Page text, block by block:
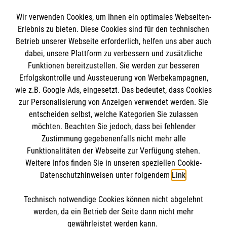
Fachliche und persönliche Fort- und
Weiterbildungen (Präsenz und E-Learning)
Regelmäßige individuelle Fördergespräche
Ein betriebliches Gesundheitsmanagement
(z. B. Teilnahme an der
Gesundheitswoche)
Rabatte und Gutscheine im Vorteilsportal
für Malteser Mitarbeitende
Vielfältige Firmenfitness-Angebote
Informationen
Impressum
Datenschutz
Barrierefreiheit
Kontakt
Die Malteser
Malteser in Deutschland
Malteserorden
Sharepoint
Spendenkonto
IBAN: DE95 6809 0000 0005 7209 31
BIC: GENO DE61 FR1
So finden Sie uns
Wir verwenden Cookies, um Ihnen ein optimales Webseiten-
Erlebnis zu bieten. Diese Cookies sind für den technischen
Betrieb unserer Webseite erforderlich, helfen uns aber auch
dabei, unsere Plattform zu verbessern und zusätzliche
Funktionen bereitzustellen. Sie werden zur besseren
Erfolgskontrolle und Aussteuerung von Werbekampagnen,
wie z.B. Google Ads, eingesetzt. Das bedeutet, dass Cookies
zur Personalisierung von Anzeigen verwendet werden. Sie
entscheiden selbst, welche Kategorien Sie zulassen
möchten. Beachten Sie jedoch, dass bei fehlender
Zustimmung gegebenenfalls nicht mehr alle
Funktionalitäten der Webseite zur Verfügung stehen.
Weitere Infos finden Sie in unseren speziellen Cookie-
Datenschutzhinweisen unter folgendem Link.
Technisch notwendige Cookies können nicht abgelehnt
werden, da ein Betrieb der Seite dann nicht mehr
gewährleistet werden kann.